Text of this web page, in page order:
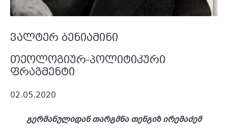
ვალტერ ბენიამინი
თეოლოგიურ-პოლიტიკური
ფრაგმენტი
02.05.2020
გერმანულიდან თარგმნა თენგიზ ირემაძემ